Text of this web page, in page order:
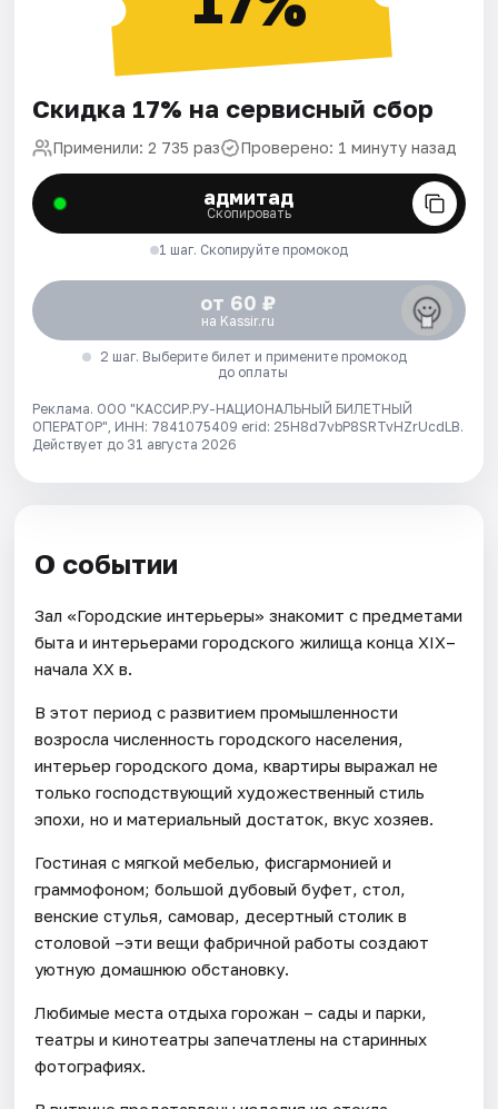
Скидка 17% на сервисный сбор
Применили: 2 735 раз Проверено: 1 минуту назад
адмитад
Скопировать
1 шаг. Скопируйте промокод
от 60 ₽
на Kassir.ru
2 шаг. Выберите билет и примените промокод
до оплаты
Реклама. ООО "КАССИР.РУ-НАЦИОНАЛЬНЫЙ БИЛЕТНЫЙ
ОПЕРАТОР", ИНН: 7841075409 erid: 25H8d7vbP8SRTvHZrUcdLB.
Действует до 31 августа 2026
О событии
Зал «Городские интерьеры» знакомит с предметами
быта и интерьерами городского жилища конца XIX–
начала XX в.
В этот период с развитием промышленности
возросла численность городского населения,
интерьер городского дома, квартиры выражал не
только господствующий художественный стиль
эпохи, но и материальный достаток, вкус хозяев.
Гостиная с мягкой мебелью, фисгармонией и
граммофоном; большой дубовый буфет, стол,
венские стулья, самовар, десертный столик в
столовой –эти вещи фабричной работы создают
уютную домашнюю обстановку.
Любимые места отдыха горожан – сады и парки,
театры и кинотеатры запечатлены на старинных
фотографиях.